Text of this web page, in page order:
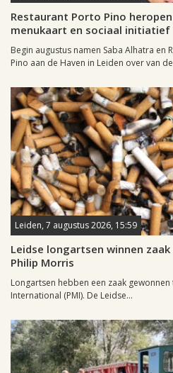
Restaurant Porto Pino
menukaart en sociaal initiatief
Begin augustus namen Saba Alhatra en
Pino aan de Haven in Leiden over van
Leiden, 7 augustus 2026, 15:59
Leidse longartsen winnen
Philip Morris
Longartsen hebben een zaak
International (PMI). De Leidse...